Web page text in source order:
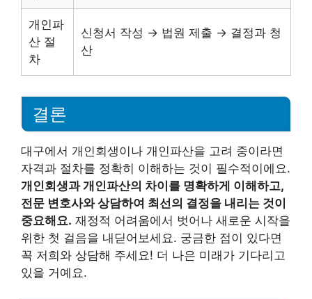
개인파
산 절
차
신청서 작성 → 법원 제출 → 결정과 청
산
결론
대구에서 개인회생이나 개인파산을 고려 중이라면
자격과 절차를 정확히 이해하는 것이 필수적이에요.
개인회생과 개인파산의 차이를 명확하게 이해하고,
전문 변호사와 상담하여 최선의 결정을 내리는 것이
중요해요. 재정적 어려움에서 벗어나 새로운 시작을
위한 첫 걸음을 내딛어보세요. 궁금한 점이 있다면
꼭 저희와 상담해 주세요! 더 나은 미래가 기다리고
있을 거예요.